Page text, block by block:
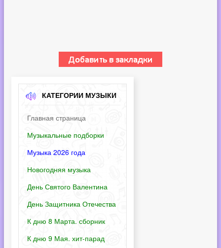
КАТЕГОРИИ МУЗЫКИ
Главная страница
Музыкальные подборки
Музыка 2026 года
Новогодняя музыка
День Святого Валентина
День Защитника Отечества
К дню 8 Марта. сборник
К дню 9 Мая. хит-парад